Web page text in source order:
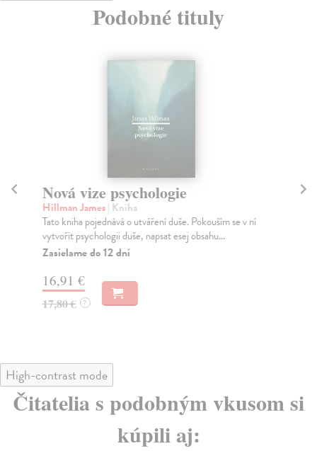
Podobné tituly
Nová vize psychologie
Hillman James| Kniha
Tato kniha pojednává o utváření duše. Pokouším se v ní
vytvořit psychologii duše, napsat esej obsahu...
Zasielame do 12 dní
16,91 €
17,80 € ?
High-contrast mode
Čitatelia s podobným vkusom si
kúpili aj: